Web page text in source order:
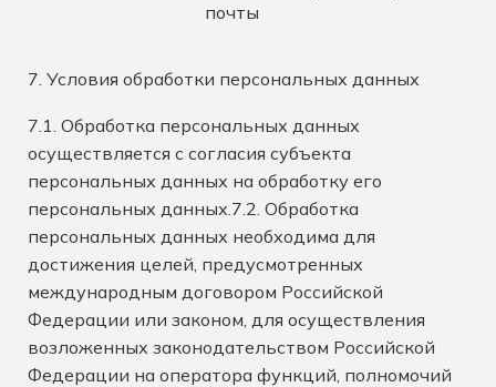
почты
7. Условия обработки персональных данных
7.1. Обработка персональных данных
осуществляется с согласия субъекта
персональных данных на обработку его
персональных данных.7.2. Обработка
персональных данных необходима для
достижения целей, предусмотренных
международным договором Российской
Федерации или законом, для осуществления
возложенных законодательством Российской
Федерации на оператора функций, полномочий